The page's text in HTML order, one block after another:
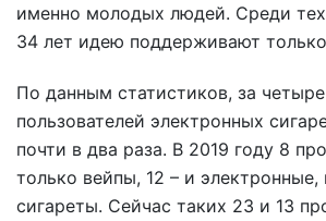
именно молодых людей. Среди
34 лет идею поддерживают
По данным статистиков, за
пользователей электронных
почти в два раза. В 2019 году 8
только вейпы, 12 – и
сигареты. Сейчас таких 23 и 13